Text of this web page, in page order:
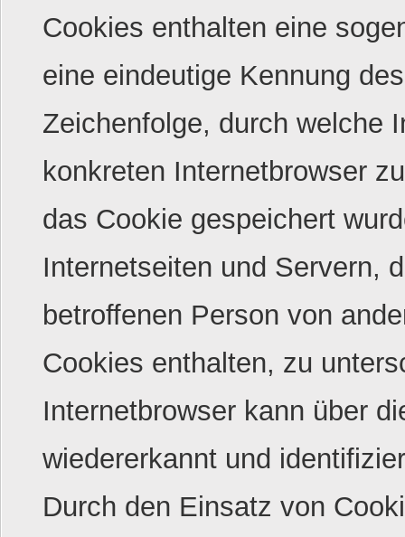
Cookies enthalten eine
eine eindeutige Kennung
Zeichenfolge, durch welche
konkreten Internetbrowser
das Cookie gespeichert
Internetseiten und Servern,
betroffenen Person von
Cookies enthalten, zu
Internetbrowser kann über
wiedererkannt und
Durch den Einsatz von